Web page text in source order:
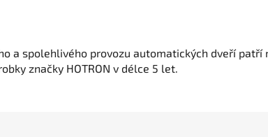
a spolehlivého provozu automatických dveří
značky HOTRON v délce 5 let.